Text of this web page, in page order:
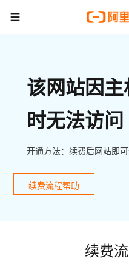
该网站因
时无法访问
开通方法：续费后网站即
续费流程帮助
续费